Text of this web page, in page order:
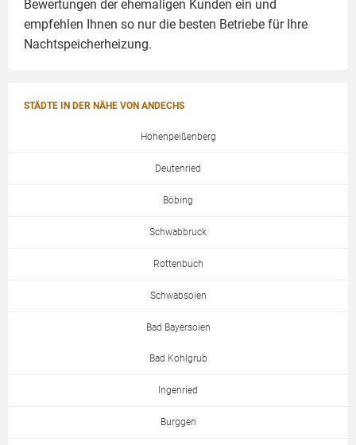
Bewertungen der ehemaligen Kunden ein und
empfehlen Ihnen so nur die besten Betriebe für Ihre
Nachtspeicherheizung.
STÄDTE IN DER NÄHE VON ANDECHS
Hohenpeißenberg
Deutenried
Böbing
Schwabbruck
Rottenbuch
Schwabsoien
Bad Bayersoien
Bad Kohlgrub
Ingenried
Burggen